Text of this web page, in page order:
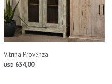
Vitrina Provenza
USD 634,00